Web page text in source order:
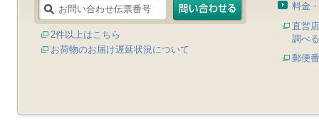
2件以上はこちら
お荷物のお届け遅延状況について
料金
直営
調べる
郵便